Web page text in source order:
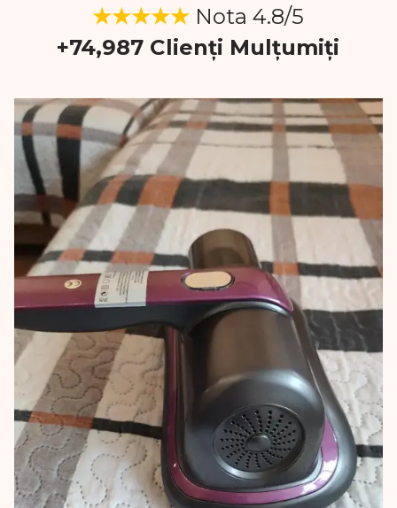
★★★★★ Nota 4.8/5
+74,987 Clienți Mulțumiți